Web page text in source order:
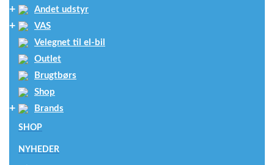
Andet udstyr
VAS
Velegnet til el-bil
Outlet
Brugtbørs
Shop
Brands
SHOP
NYHEDER